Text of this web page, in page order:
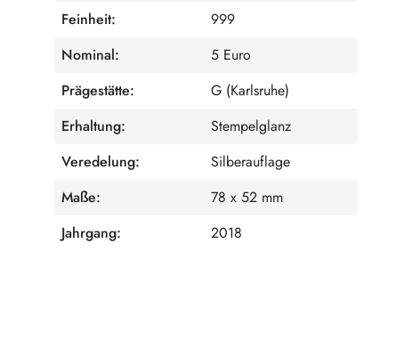
Feinheit:
999
Nominal:
5 Euro
Prägestätte:
G (Karlsruhe)
Erhaltung:
Stempelglanz
Veredelung:
Silberauflage
Maße:
78 x 52 mm
Jahrgang:
2018